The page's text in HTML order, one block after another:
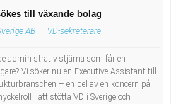
till växande bolag
AB VD-sekreterare
administrativ stjärna som får en
Vi söker nu en Executive Assistant till
– en del av en koncern på
i att stötta VD i Sverige och